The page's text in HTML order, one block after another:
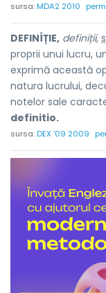
sursa:MDA2 2010
DEFINÍȚIE, definiții,
proprii unui lucru,
exprimă această
natura lucrului,
notelor sale
definitio.
sursa:DEX '09 2009